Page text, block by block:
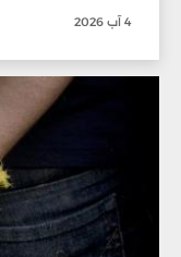
4 آب 2026